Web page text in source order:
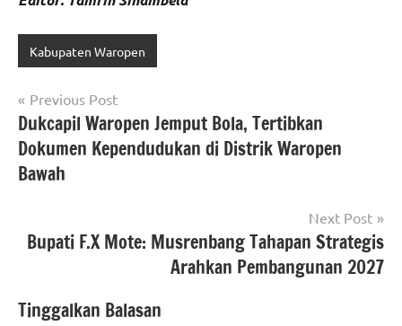
Kabupaten Waropen
Navigasi
pos
Previous Post
Dukcapil Waropen Jemput Bola, Tertibkan
Dokumen Kependudukan di Distrik Waropen
Bawah
Next Post
Bupati F.X Mote: Musrenbang Tahapan Strategis
Arahkan Pembangunan 2027
Tinggalkan Balasan